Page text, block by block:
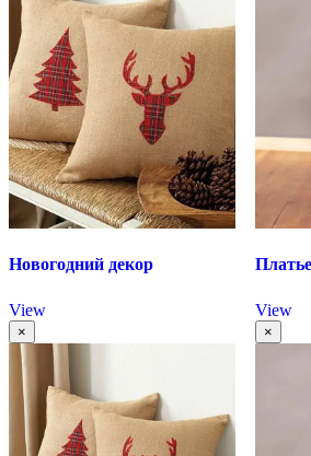
Новогодний декор
View
×
View
×